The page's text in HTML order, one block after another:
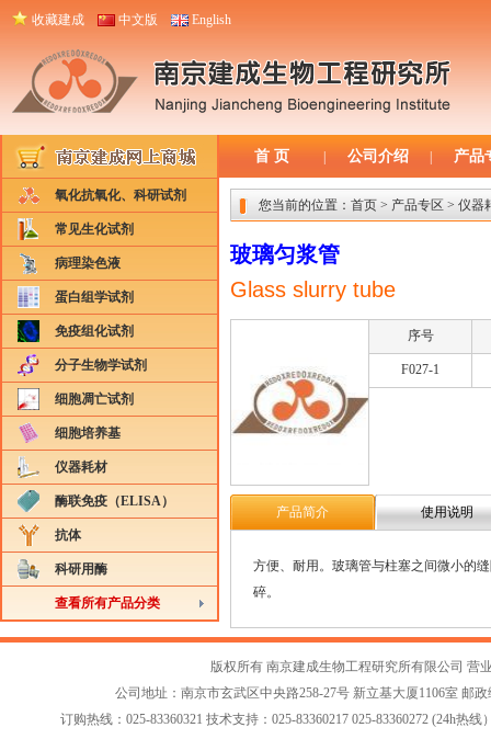
收藏建成 中文版 English
首 页 公司介绍 产品
氧化抗氧化、科研试剂
常见生化试剂
病理染色液
蛋白组学试剂
免疫组化试剂
分子生物学试剂
细胞凋亡试剂
细胞培养基
仪器耗材
酶联免疫（ELISA）
抗体
科研用酶
查看所有产品分类
您当前的位置： 首页 > 产品专区 > 仪器
玻璃匀浆管
Glass slurry tube
序号
F027-1
产品简介 使用说明
方便、耐用。玻璃管与柱塞之间微小的
碎。
版权所有 南京建成生物工程研究所有限公司 营
公司地址：南京市玄武区中央路258-27号 新立基大厦1106室 邮政
订购热线：025-83360321 技术支持：025-83360217 025-83360272 (24h热